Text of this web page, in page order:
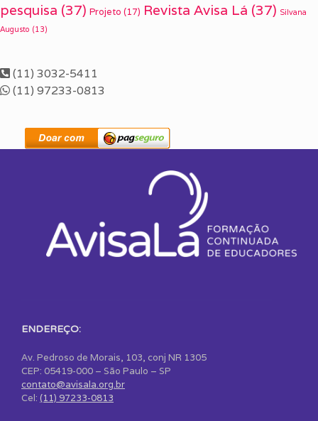
pesquisa (37) Projeto (17) Revista Avisa Lá (37) Silvana
Augusto (13)
(11) 3032-5411
(11) 97233-0813
ENDEREÇO:
Av. Pedroso de Morais, 103, conj NR 1305
CEP: 05419-000 – São Paulo – SP
contato@avisala.org.br
Cel: (11) 97233-0813